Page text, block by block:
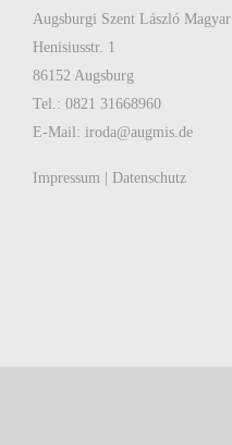
Augsburgi Szent László
Henisiusstr. 1
86152 Augsburg
Tel.: 0821 31668960
E-Mail: iroda@augmis.de
Impressum Datenschutz